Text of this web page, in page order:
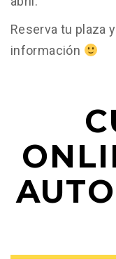
Reserva tu plaza
información